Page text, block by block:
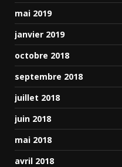
mai 2019
janvier 2019
octobre 2018
septembre 2018
juillet 2018
juin 2018
mai 2018
avril 2018